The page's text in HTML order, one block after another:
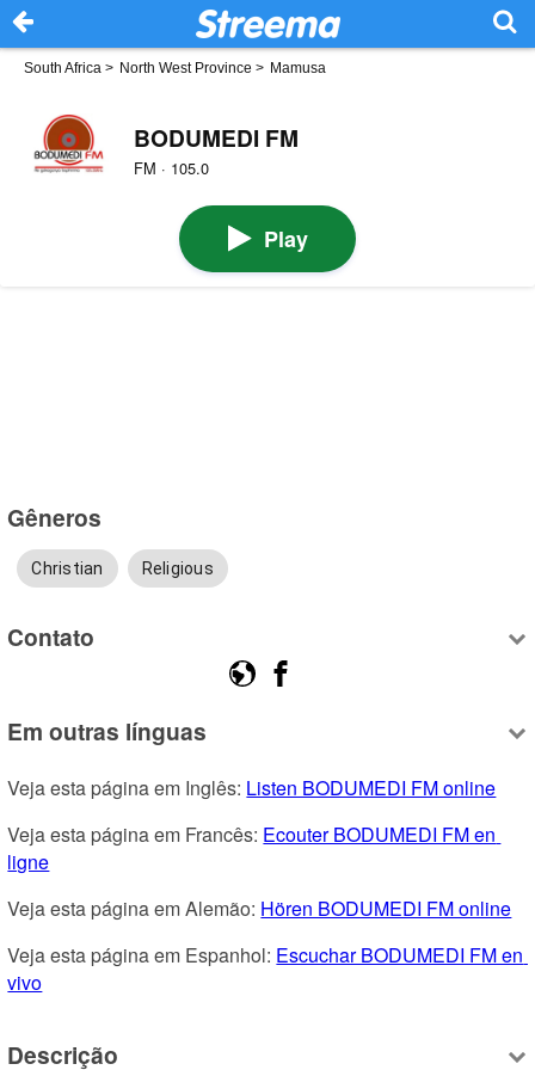
South Africa > North West Province > Mamusa
BODUMEDI FM
FM · 105.0
Play
Gêneros
Christian Religious
Contato
Em outras línguas
Veja esta página em Inglês: Listen BODUMEDI FM online
Veja esta página em Francês: Ecouter BODUMEDI FM en
ligne
Veja esta página em Alemão: Hören BODUMEDI FM online
Veja esta página em Espanhol: Escuchar BODUMEDI FM en
vivo
Descrição